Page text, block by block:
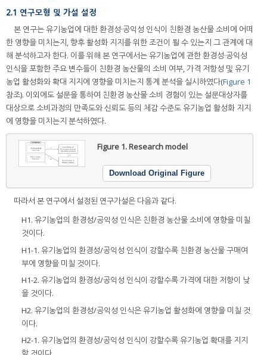
2.1 연구모형 및 가설 설정
본 연구는 유기농업에 대한 환경성·공익성 인식이 친환경 농산물 소비에 어떠
한 영향을 미치는지, 향후 활성화 지지를 위한 조건이 될 수 있는지 그 관계에 대
해 분석하고자 한다. 이를 위해 본 연구에서는 유기농업에 관한 환경성·공익성
인식을 포함한 주요 변수들이 친환경 농산물의 소비 여부, 가격 저항성 및 유기
농업 활성화와 확대 지지에 영향을 미치는지 통계 분석을 실시하였다(Figure 1
참조). 이외에도 설문을 통하여 친환경 농산물 소비 경험이 있는 설문대상자를
대상으로 소비과정의 만족도와 신뢰도 등의 체감 수준도 유기농업 활성화 지지
에 영향을 미치는지 분석하였다.
Figure 1.Research model
Download Original Figure
따라서 본 연구에서 설정된 연구가설은 다음과 같다.
H1. 유기농업의 환경성/공익성 인식은 친환경 농산물 소비에 영향을 미칠
것이다.
H1-1. 유기농업의 환경성/공익성 인식이 강할수록 친환경 농산물 구매여
부에 영향을 미칠 것이다.
H1-2. 유기농업의 환경성/공익성 인식이 강할수록 가격에 대한 저항이 낮
을 것이다.
H2. 유기농업의 환경성/공익성 인식은 유기농업 활성화에 영향을 미칠 것
이다.
H2-1. 유기농업의 환경성/공익성 인식이 강할수록 유기농업 확대를 지지